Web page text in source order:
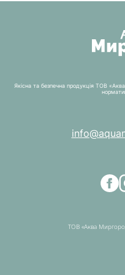
ТОВ «Аква
Якісна та безпечна продукція ТОВ